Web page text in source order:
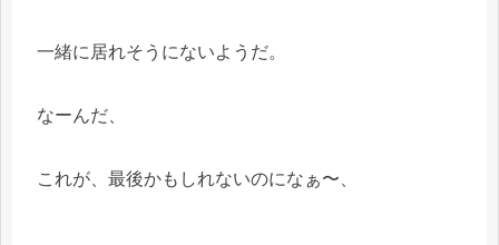
一緒に居れそうにないようだ。
なーんだ、
これが、最後かもしれないのになぁ〜、